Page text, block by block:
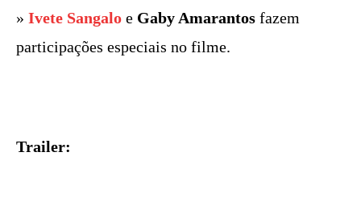
» Ivete Sangalo e Gaby Amarantos fazem
participações especiais no filme.
Trailer: